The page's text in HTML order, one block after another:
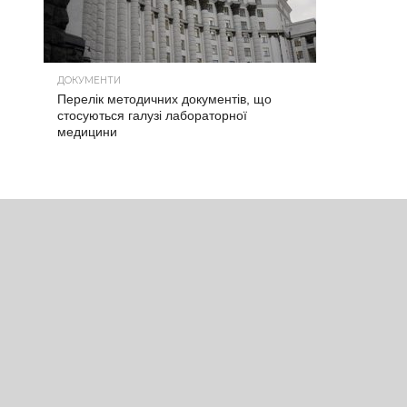
ДОКУМЕНТИ
Перелік методичних документів, що
стосуються галузі лабораторної
медицини